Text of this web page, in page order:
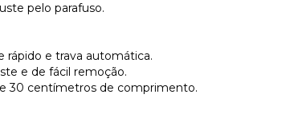
pelo parafuso.
rápido e trava automática.
e de fácil remoção.
30 centímetros de comprimento.